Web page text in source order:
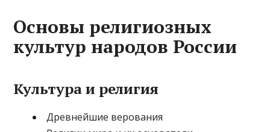
Основы религиозных
культур народов России
Культура и религия
Древнейшие верования